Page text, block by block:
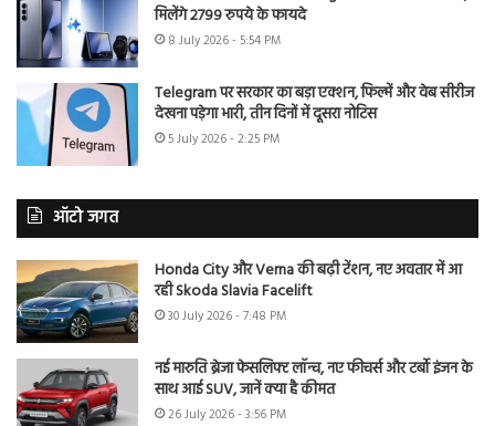
मिलेंगे 2799 रुपये के फायदे
8 July 2026 - 5:54 PM
Telegram पर सरकार का बड़ा एक्शन, फिल्में और वेब सीरीज
देखना पड़ेगा भारी, तीन दिनों में दूसरा नोटिस
5 July 2026 - 2:25 PM
ऑटो जगत
Honda City और Verna की बढ़ी टेंशन, नए अवतार में आ
रही Skoda Slavia Facelift
30 July 2026 - 7:48 PM
नई मारुति ब्रेजा फेसलिफ्ट लॉन्च, नए फीचर्स और टर्बो इंजन के
साथ आई SUV, जानें क्या है कीमत
26 July 2026 - 3:56 PM